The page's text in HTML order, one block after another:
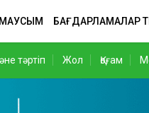
БАҒДАРЛАМАЛАР
тәртіп Жол Қоғам